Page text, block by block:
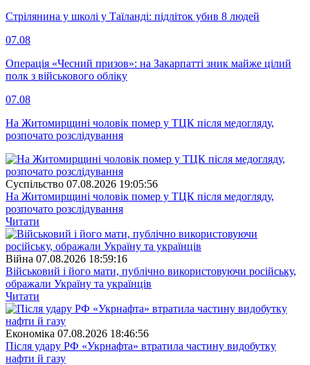
Стрілянина у школі у Таїланді: підліток убив 8 людей
07.08
Операція «Чесний призов»: на Закарпатті зник майже цілий
полк з військового обліку
07.08
На Житомирщині чоловік помер у ТЦК після медогляду,
розпочато розслідування
Суспiльство 07.08.2026 19:05:56
На Житомирщині чоловік помер у ТЦК після медогляду,
розпочато розслідування
Читати
Війна 07.08.2026 18:59:16
Військовий і його мати, публічно використовуючи російську,
ображали Україну та українців
Читати
Економіка 07.08.2026 18:46:56
Після удару РФ «Укрнафта» втратила частину видобутку
нафти й газу